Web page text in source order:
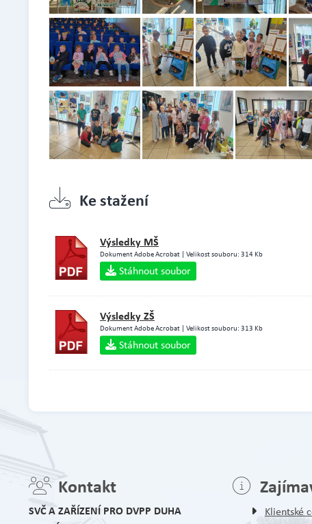
Ke stažení
Výsledky MŠ
Dokument Adobe Acrobat | Velikost souboru: 314 Kb
Stáhnout soubor
Výsledky ZŠ
Dokument Adobe Acrobat | Velikost souboru: 313 Kb
Stáhnout soubor
Kontakt
SVČ A ZAŘÍZENÍ PRO DVPP DUHA
Klientské